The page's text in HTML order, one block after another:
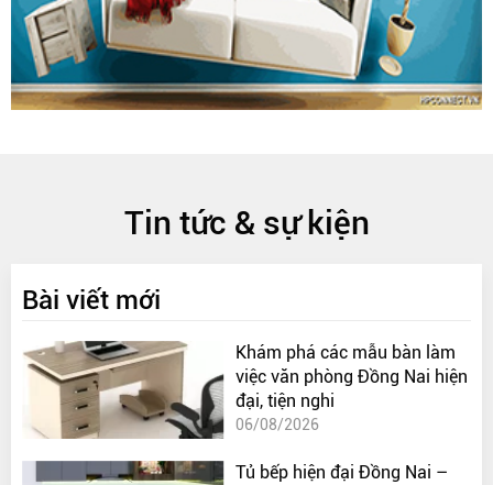
Tin tức & sự kiện
Bài viết mới
Khám phá các mẫu bàn làm
việc văn phòng Đồng Nai hiện
đại, tiện nghi
06/08/2026
Tủ bếp hiện đại Đồng Nai –